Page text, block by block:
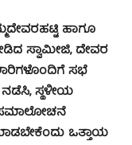
ಹಾಗೂ
ಸ್ವಾಮೀಜಿ, ದೇವರ
ಸಭೆ
ಸ್ಥಳೀಯ
ಸಮಾಲೋಚನೆ
ಒತ್ತಾಯ